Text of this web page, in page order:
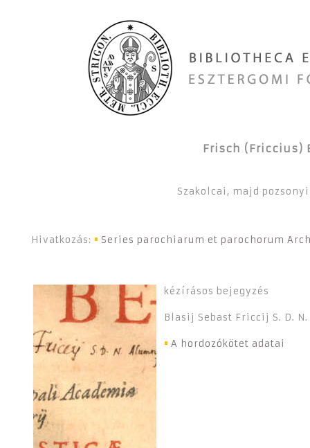
Frisch (Friccius)
Szakolcai, majd
Hivatkozás: Series parochiarum et parochorum
kézírásos bejegyzés
Blasij Sebast Friccij S. D.
A hordozókötet adatai